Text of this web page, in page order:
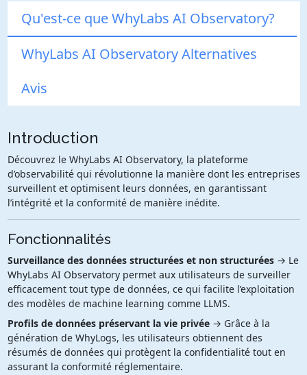
Qu'est-ce que WhyLabs AI Observatory?
WhyLabs AI Observatory Alternatives
Avis
Introduction
Découvrez le WhyLabs AI Observatory, la plateforme
d’observabilité qui révolutionne la manière dont les entreprises
surveillent et optimisent leurs données, en garantissant
l’intégrité et la conformité de manière inédite.
Fonctionnalités
Surveillance des données structurées et non structurées→ Le
WhyLabs AI Observatory permet aux utilisateurs de surveiller
efficacement tout type de données, ce qui facilite l’exploitation
des modèles de machine learning comme LLMS.
Profils de données préservant la vie privée→ Grâce à la
génération de WhyLogs, les utilisateurs obtiennent des
résumés de données qui protègent la confidentialité tout en
assurant la conformité réglementaire.